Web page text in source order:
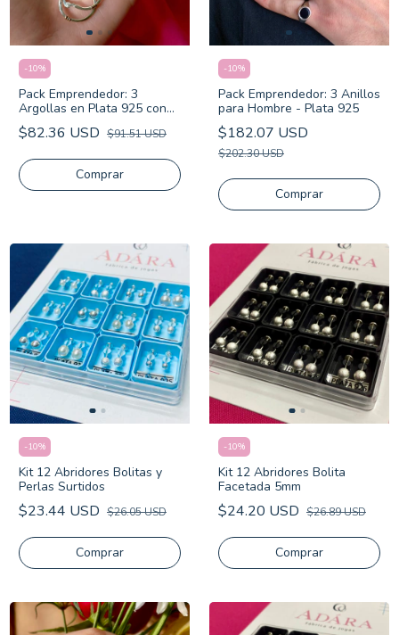
-10%
Pack Emprendedor: 3
Argollas en Plata 925 con
Oro
$82.36 USD $91.51 USD
-10%
Pack Emprendedor: 3 Anillos
para Hombre - Plata 925
$182.07 USD
$202.30 USD
-10%
Kit 12 Abridores Bolitas y
Perlas Surtidos
$23.44 USD $26.05 USD
-10%
Kit 12 Abridores Bolita
Facetada 5mm
$24.20 USD $26.89 USD